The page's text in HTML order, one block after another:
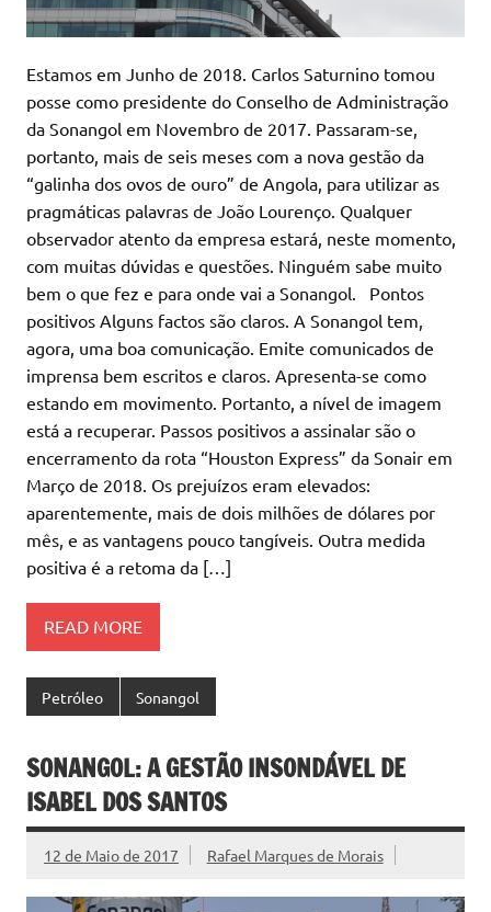
Estamos em Junho de 2018. Carlos Saturnino tomou
posse como presidente do Conselho de Administração
da Sonangol em Novembro de 2017. Passaram-se,
portanto, mais de seis meses com a nova gestão da
“galinha dos ovos de ouro” de Angola, para utilizar as
pragmáticas palavras de João Lourenço. Qualquer
observador atento da empresa estará, neste momento,
com muitas dúvidas e questões. Ninguém sabe muito
bem o que fez e para onde vai a Sonangol. Pontos
positivos Alguns factos são claros. A Sonangol tem,
agora, uma boa comunicação. Emite comunicados de
imprensa bem escritos e claros. Apresenta-se como
estando em movimento. Portanto, a nível de imagem
está a recuperar. Passos positivos a assinalar são o
encerramento da rota “Houston Express” da Sonair em
Março de 2018. Os prejuízos eram elevados:
aparentemente, mais de dois milhões de dólares por
mês, e as vantagens pouco tangíveis. Outra medida
positiva é a retoma da […]
READ MORE
Petróleo Sonangol
SONANGOL: A GESTÃO INSONDÁVEL DE
ISABEL DOS SANTOS
12 de Maio de 2017 Rafael Marques de Morais